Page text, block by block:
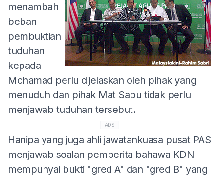
menambah
beban
pembuktian
tuduhan
kepada
Mohamad perlu dijelaskan oleh pihak yang
menuduh dan pihak Mat Sabu tidak perlu
menjawab tuduhan tersebut.
ADS
Hanipa yang juga ahli jawatankuasa pusat PAS
menjawab soalan pemberita bahawa KDN
mempunyai bukti "gred A" dan "gred B" yang